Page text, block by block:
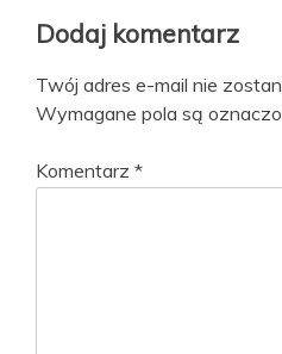
Dodaj komentarz
Twój adres e-mail nie
Wymagane pola są
Komentarz *